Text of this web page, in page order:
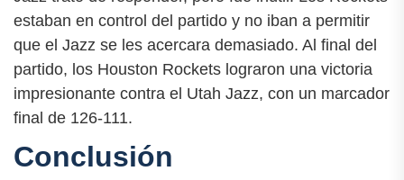
estaban en control del partido y no iban a permitir
que el Jazz se les acercara demasiado. Al final del
partido, los Houston Rockets lograron una victoria
impresionante contra el Utah Jazz, con un marcador
final de 126-111.
Conclusión